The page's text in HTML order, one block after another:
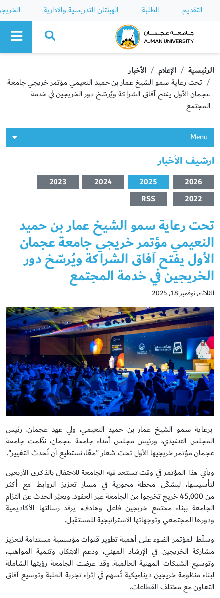
التقديم الطلبة الهيئتان التدريسية والإدارية
Ajman University
الرئيسية الإعلام
الأخبار
تحت رعاية سمو الشيخ عمار بن حميد النعيمي مؤتمر خريجي جامعة
عجمان الأول يفتح آفاق الشراكة ويُرسّخ دور الخريجين في خدمة
المجتمع
Menu
ارشيف الأخبار
2026
2025
2024
2023
2022
RSS
تحت رعاية سمو الشيخ عمار بن حميد
النعيمي مؤتمر خريجي جامعة عجمان
الأول يفتح آفاق الشراكة ويُرسّخ دور
الخريجين في خدمة المجتمع
الثلاثاء, نوفمبر 18, 2025
برعاية سمو الشيخ عمار بن حميد النعيمي، ولي عهد عجمان، رئيس
المجلس التنفيذي، ورئيس مجلس أمناء جامعة عجمان، نظّمت جامعة
عجمان مؤتمر خريجيها الأول تحت شعار "معًا، نستطيع أن نُحدث التغيير".
ويأتي هذا المؤتمر في وقت تستعد فيه الجامعة للاحتفال بالذكرى الأربعين
لتأسيسها، ليشكّل محطة محورية في مسار تعزيز الروابط مع أكثر
من 45,000 خريج تخرجوا من الجامعة عبر العقود. ويعبّر الحدث عن التزام
الجامعة ببناء مجتمع خريجين فاعل وهادف، يرفد رسالتها الأكاديمية
ودورها المجتمعي وتوجهاتها الاستراتيجية للمستقبل.
وسلّط المؤتمر الضوء على أهمية تطوير قنوات مؤسسية مستدامة لتعزيز
مشاركة الخريجين في الإرشاد المهني، ودعم الابتكار، وتنمية المواهب،
وتوسيع الشبكات المهنية العالمية. وقد عرضت الجامعة رؤيتها الشاملة
لبناء منظومة خريجين ديناميكية تُسهم في إثراء تجربة الطلبة وتوسيع آفاق
التعاون مع مختلف القطاعات.